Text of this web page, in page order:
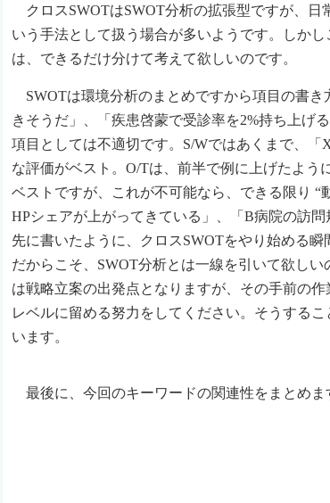
クロスSWOTはSWOT分析の拡張型ですが、日
いう手法として扱う場合が多いようです。しか
は、できるだけ分けて考えて欲しいのです。
SWOTは環境分析のまとめですから項目の書
きそうだ」、「疾患啓蒙で受診率を2%持ち上げ
項目としては不適切です。S/Wではあくまで、
な評価がベスト。O/Tは、前半で例に上げたよ
ベストですが、これが不可能なら、できる限り
HPシェアが上がってきている」、「B病院の訪問
先に書いたように、クロスSWOTをやり始める
だからこそ、SWOT分析とは一線を引いて欲し
は戦略立案の出発点となりますが、その手前の
レベルに留める努力をしてください。そうする
います。
最後に、今回のキーワードの関連性をまとめま